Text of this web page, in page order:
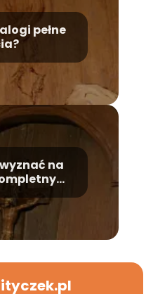
pełne
na